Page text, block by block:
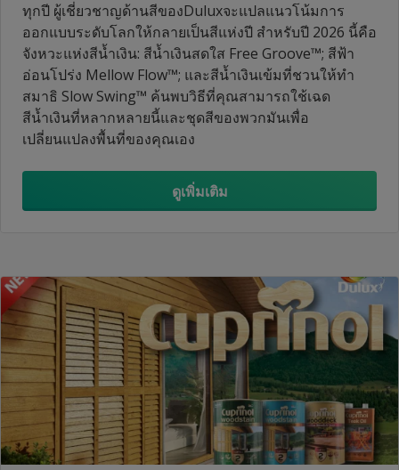
ทุกปี ผู้เชี่ยวชาญด้านสีของDuluxจะแปลแนวโน้มการ
ออกแบบระดับโลกให้กลายเป็นสีแห่งปี สำหรับปี 2026 นี้คือ
จังหวะแห่งสีน้ำเงิน: สีน้ำเงินสดใส Free Groove™; สีฟ้า
อ่อนโปร่ง Mellow Flow™; และสีน้ำเงินเข้มที่ชวนให้ทำ
สมาธิ Slow Swing™ ค้นพบวิธีที่คุณสามารถใช้เฉด
สีน้ำเงินที่หลากหลายนี้และชุดสีของพวกมันเพื่อ
เปลี่ยนแปลงพื้นที่ของคุณเอง
ดูเพิ่มเติม